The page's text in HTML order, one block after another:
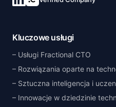
Kluczowe usługi
Usługi Fractional CTO
Rozwiązania oparte na
Sztuczna inteligencja i
Innowacje w dziedzinie